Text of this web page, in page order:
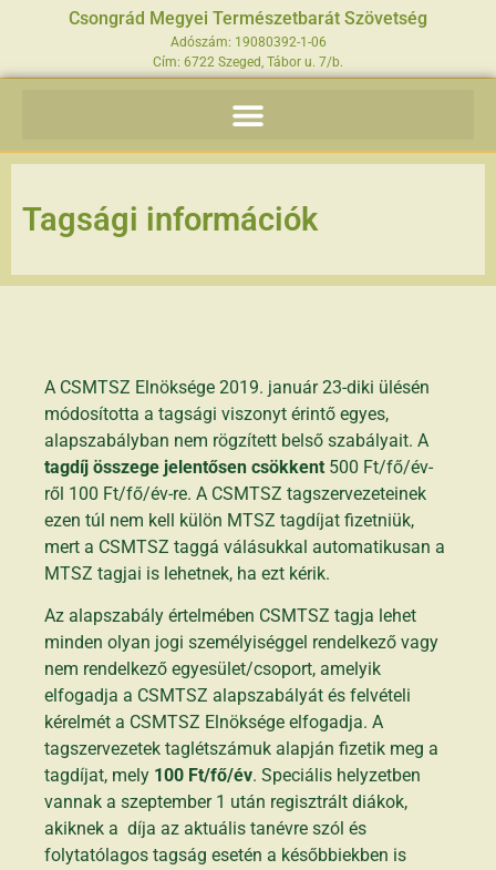
Csongrád Megyei Természetbarát Szövetség
Adószám: 19080392-1-06
Cím: 6722 Szeged, Tábor u. 7/b.
Tagsági információk
A CSMTSZ Elnöksége 2019. január 23-diki ülésén
módosította a tagsági viszonyt érintő egyes,
alapszabályban nem rögzített belső szabályait. A
tagdíj összege jelentősen csökkent 500 Ft/fő/év-
ről 100 Ft/fő/év-re. A CSMTSZ tagszervezeteinek
ezen túl nem kell külön MTSZ tagdíjat fizetniük,
mert a CSMTSZ taggá válásukkal automatikusan a
MTSZ tagjai is lehetnek, ha ezt kérik.
Az alapszabály értelmében CSMTSZ tagja lehet
minden olyan jogi személyiséggel rendelkező vagy
nem rendelkező egyesület/csoport, amelyik
elfogadja a CSMTSZ alapszabályát és felvételi
kérelmét a CSMTSZ Elnöksége elfogadja. A
tagszervezetek taglétszámuk alapján fizetik meg a
tagdíjat, mely 100 Ft/fő/év. Speciális helyzetben
vannak a szeptember 1 után regisztrált diákok,
akiknek a díja az aktuális tanévre szól és
folytatólagos tagság esetén a későbbiekben is